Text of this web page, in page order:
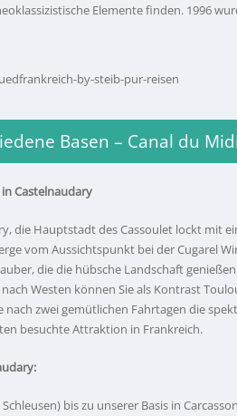
Elemente finden. 1996
Basen – Canal du
in Castelnaudary
die Hauptstadt des Cassoulet lockt mit
vom Aussichtspunkt bei der Cugarel
die die hübsche Landschaft
Westen können Sie als Kontrast
nach zwei gemütlichen Fahrtagen die
besuchte Attraktion in Frankreich.
Schleusen) bis zu unserer Basis in